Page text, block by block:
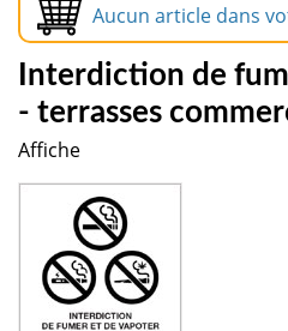
Aucun article dans
Interdiction de
- terrasses
Affiche